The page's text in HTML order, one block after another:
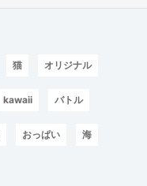
猫 オリジナル
kawaii バトル
おっぱい 海